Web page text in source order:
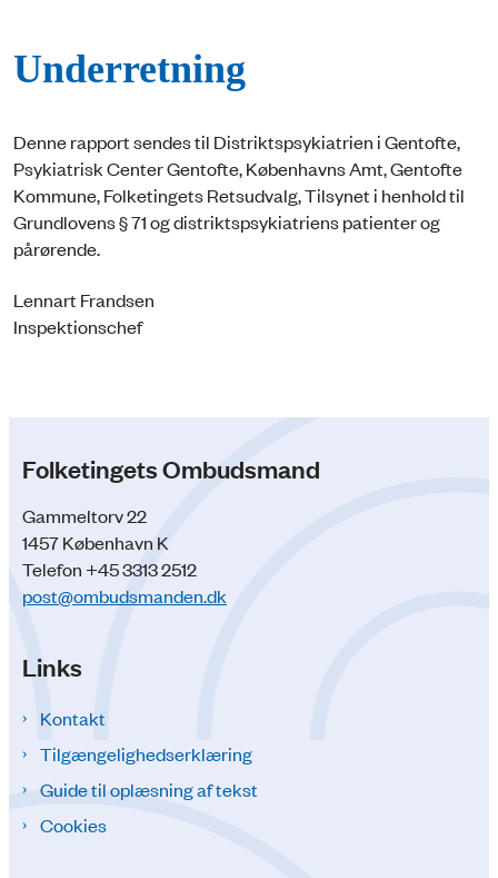
Underretning
Denne rapport sendes til Distriktspsykiatrien i Gentofte,
Psykiatrisk Center Gentofte, Københavns Amt, Gentofte
Kommune, Folketingets Retsudvalg, Tilsynet i henhold til
Grundlovens § 71 og distriktspsykiatriens patienter og
pårørende.
Lennart Frandsen
Inspektionschef
Folketingets Ombudsmand
Gammeltorv 22
1457 København K
Telefon +45 3313 2512
post@ombudsmanden.dk
Links
Kontakt
Tilgængelighedserklæring
Guide til oplæsning af tekst
Cookies